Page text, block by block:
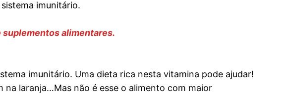
imunitário.
alimentares.
imunitário. Uma dieta rica nesta vitamina pode ajudar!
na laranja…Mas não é esse o alimento com maior